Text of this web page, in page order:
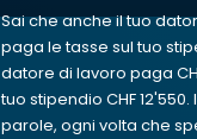
Sai che anche il tuo
paga le tasse sul tuo
datore di lavoro paga
tuo stipendio CHF 12'550.
parole, ogni volta che